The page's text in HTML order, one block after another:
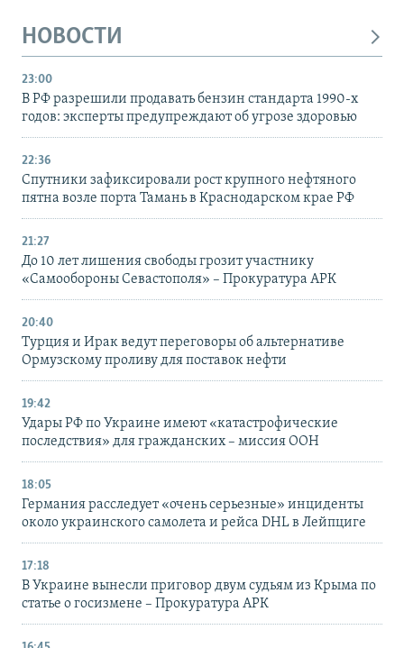
НОВОСТИ
23:00
В РФ разрешили продавать бензин стандарта 1990-х
годов: эксперты предупреждают об угрозе здоровью
22:36
Спутники зафиксировали рост крупного нефтяного
пятна возле порта Тамань в Краснодарском крае РФ
21:27
До 10 лет лишения свободы грозит участнику
«Самообороны Севастополя» – Прокуратура АРК
20:40
Турция и Ирак ведут переговоры об альтернативе
Ормузскому проливу для поставок нефти
19:42
Удары РФ по Украине имеют «катастрофические
последствия» для гражданских – миссия ООН
18:05
Германия расследует «очень серьезные» инциденты
около украинского самолета и рейса DHL в Лейпциге
17:18
В Украине вынесли приговор двум судьям из Крыма по
статье о госизмене – Прокуратура АРК